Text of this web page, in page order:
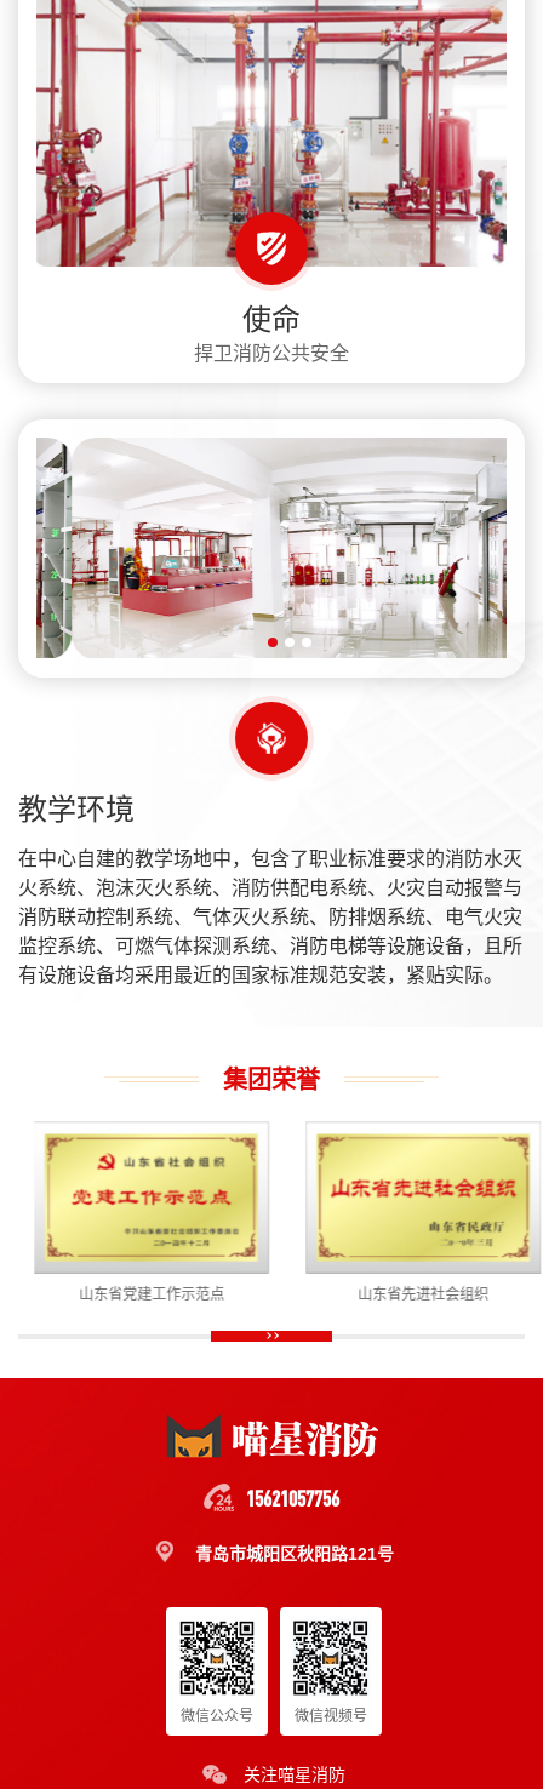
使命
捍卫消防公共安全
教学环境
在中心自建的教学场地中，包含了职业标准要求的消防水灭
火系统、泡沫灭火系统、消防供配电系统、火灾自动报警与
消防联动控制系统、气体灭火系统、防排烟系统、电气火灾
监控系统、可燃气体探测系统、消防电梯等设施设备，且所
有设施设备均采用最近的国家标准规范安装，紧贴实际。
集团荣誉
山东省党建工作示范点 山东省先进社会组织
15621057756
青岛市城阳区秋阳路121号
微信公众号 微信视频号
关注喵星消防